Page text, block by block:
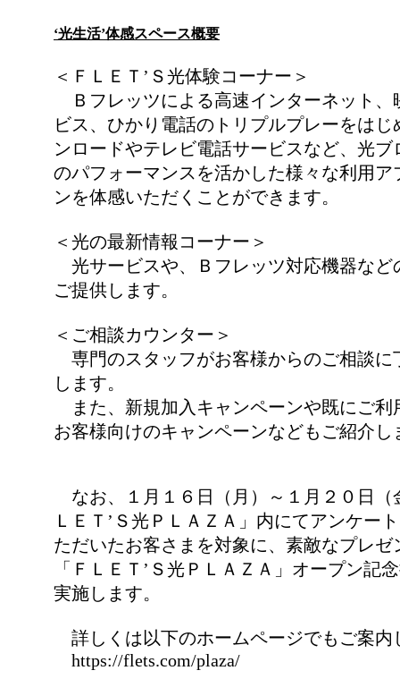
‘光生活’体感スペース概要
＜ＦＬＥＴ’Ｓ光体験コーナー＞
Ｂフレッツによる高速インターネット、
ビス、ひかり電話のトリプルプレーをはじ
ンロードやテレビ電話サービスなど、光ブ
のパフォーマンスを活かした様々な利用ア
ンを体感いただくことができます。
＜光の最新情報コーナー＞
光サービスや、Ｂフレッツ対応機器など
ご提供します。
＜ご相談カウンター＞
専門のスタッフがお客様からのご相談に
します。
また、新規加入キャンペーンや既にご利
お客様向けのキャンペーンなどもご紹介し
なお、１月１６日（月）～１月２０日（
ＬＥＴ’Ｓ光ＰＬＡＺＡ」内にてアンケー
ただいたお客さまを対象に、素敵なプレゼ
「ＦＬＥＴ’Ｓ光ＰＬＡＺＡ」オープン記
実施します。
詳しくは以下のホームページでもご案内
https://flets.com/plaza/